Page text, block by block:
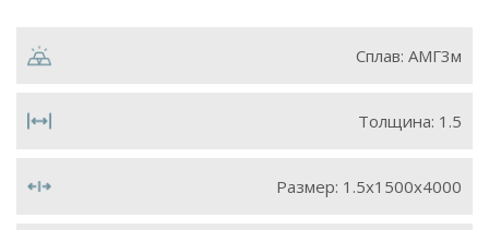
Сплав: АМГ3м
Толщина: 1.5
Размер: 1.5х1500х4000